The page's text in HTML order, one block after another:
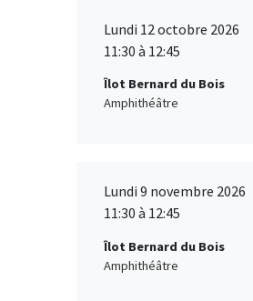
Lundi 12 octobre 2026
11:30 à 12:45
Îlot Bernard du Bois
Amphithéâtre
Lundi 9 novembre 2026
11:30 à 12:45
Îlot Bernard du Bois
Amphithéâtre